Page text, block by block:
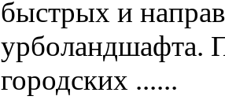
быстрых и
урболандшафта.
городских ......